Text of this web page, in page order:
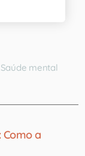
Saúde mental
a